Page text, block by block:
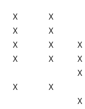
X
X
X
X
X X
X
X X
X
X
X
X
X